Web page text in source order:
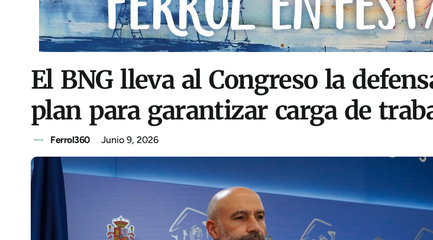
El BNG lleva al Congreso la
plan para garantizar carga de
Ferrol360 Junio 9, 2026